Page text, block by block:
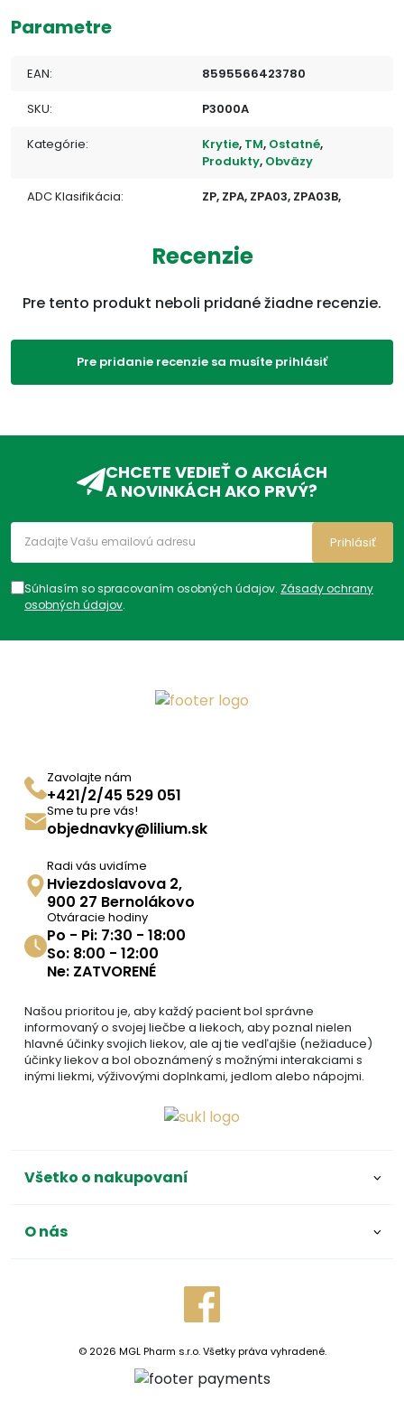
Parametre
EAN: 8595566423780
SKU: P3000A
Kategórie: Krytie, TM, Ostatné,
Produkty, Obväzy
ADC Klasifikácia: ZP, ZPA, ZPA03, ZPA03B,
Recenzie
Pre tento produkt neboli pridané žiadne recenzie.
Pre pridanie recenzie sa musíte prihlásiť
CHCETE VEDIEŤ O AKCIÁCH
A NOVINKÁCH AKO PRVÝ?
Súhlasím so spracovaním osobných údajov. Zásady ochrany
osobných údajov.
Prihlásiť
Zavolajte nám
+421/2/45 529 051
Sme tu pre vás!
objednavky@lilium.sk
Radi vás uvidíme
Hviezdoslavova 2,
900 27 Bernolákovo
Otváracie hodiny
Po - Pi: 7:30 - 18:00
So: 8:00 - 12:00
Ne: ZATVORENÉ
Našou prioritou je, aby každý pacient bol správne
informovaný o svojej liečbe a liekoch, aby poznal nielen
hlavné účinky svojich liekov, ale aj tie vedľajšie (nežiaduce)
účinky liekov a bol oboznámený s možnými interakciami s
inými liekmi, výživovými doplnkami, jedlom alebo nápojmi.
Všetko o nakupovaní
O nás
© 2026 MGL Pharm s.r.o. Všetky práva vyhradené.